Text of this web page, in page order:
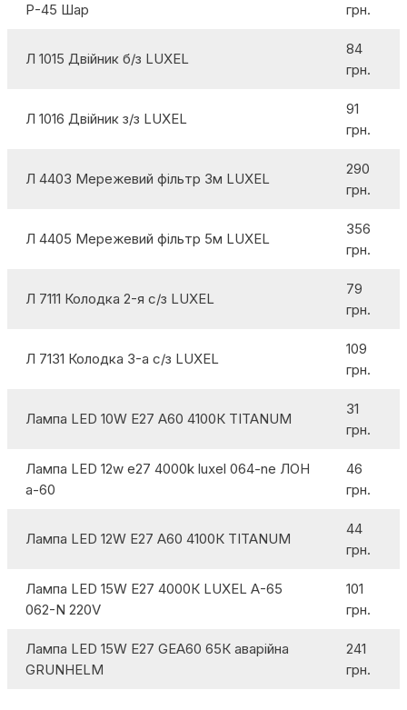
Р-45 Шар
грн.
Л 1015 Двійник б/з LUXEL
84
грн.
Л 1016 Двійник з/з LUXEL
91
грн.
Л 4403 Мережевий фільтр 3м LUXEL
290
грн.
Л 4405 Мережевий фільтр 5м LUXEL
356
грн.
Л 7111 Колодка 2-я с/з LUXEL
79
грн.
Л 7131 Колодка 3-а с/з LUXEL
109
грн.
Лампа LED 10W E27 А60 4100К TITANUM
31
грн.
Лампа LED 12w e27 4000k luxel 064-ne ЛОН
a-60
46
грн.
Лампа LED 12W E27 А60 4100К TITANUM
44
грн.
Лампа LED 15W E27 4000К LUXEL А-65
062-N 220V
101
грн.
Лампа LED 15W E27 GEА60 65К аварійна
GRUNHELM
241
грн.